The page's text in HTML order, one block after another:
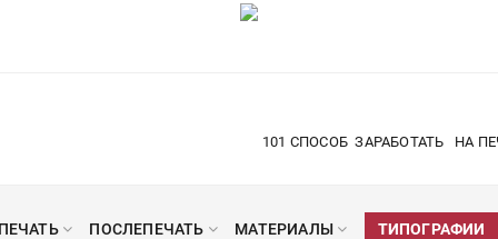
101 СПОСОБ ЗАРАБОТАТЬ НА
ПЕЧАТЬ ПОСЛЕПЕЧАТЬ МАТЕРИАЛЫ ТИПОГРАФИИ